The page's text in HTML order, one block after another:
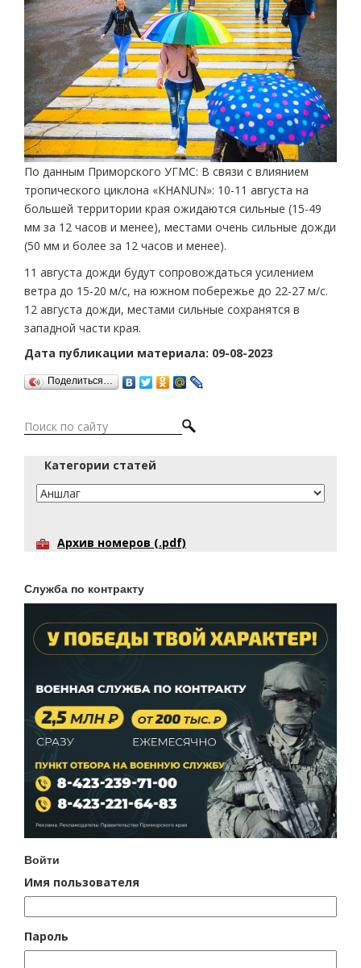
По данным Приморского УГМС: В связи с влиянием
тропического циклона «KHANUN»: 10-11 августа на
большей территории края ожидаются сильные (15-49
мм за 12 часов и менее), местами очень сильные дожди
(50 мм и более за 12 часов и менее).
11 августа дожди будут сопровождаться усилением
ветра до 15-20 м/с, на южном побережье до 22-27 м/с.
12 августа дожди, местами сильные сохранятся в
западной части края.
Дата публикации материала: 09-08-2023
Поделиться…
Категории статей
Архив номеров (.pdf)
Служба по контракту
Войти
Имя пользователя
Пароль